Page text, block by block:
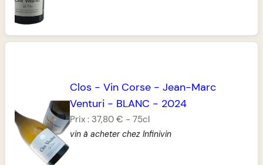
Clos - Vin Corse- Jean-Marc
Venturi - BLANC - 2024
Prix : 37,80 € - 75cl
vin à acheter chez Infinivin